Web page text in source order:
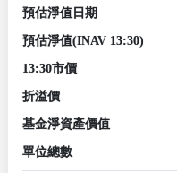
預估淨值日期
預估淨值(INAV 13:30)
13:30市價
折溢價
基金淨資產價值
單位總數